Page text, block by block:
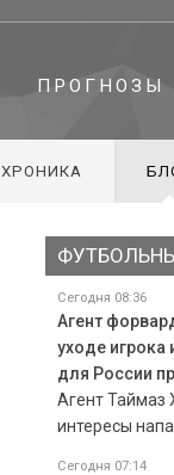
ПРОГНОЗЫ
ХРОНИКА
Сегодня 08:36
Агент
уходе игрока
для России
Агент Таймаз
интересы
Сегодня 07:14